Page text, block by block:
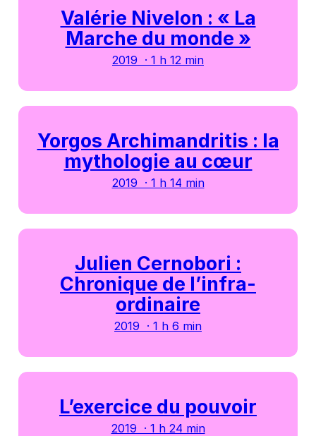
Valérie Nivelon : « La
Marche du monde »
2019 · 1 h 12 min
Yorgos Archimandritis : la
mythologie au cœur
2019 · 1 h 14 min
Julien Cernobori :
Chronique de l’infra-
ordinaire
2019 · 1 h 6 min
L’exercice du pouvoir
2019 · 1 h 24 min